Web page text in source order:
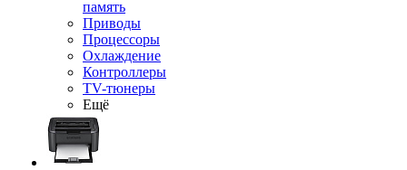
память
Приводы
Процессоры
Охлаждение
Контроллеры
TV-тюнеры
Ещё